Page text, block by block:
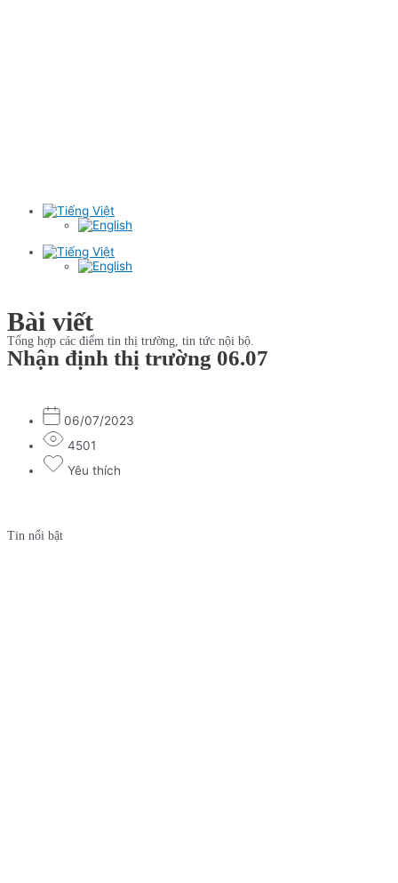
Bài viết
Tổng hợp các điểm tin thị trường, tin tức nội bộ.
Nhận định thị trường 06.07
06/07/2023
4501
Yêu thích
Tin nổi bật